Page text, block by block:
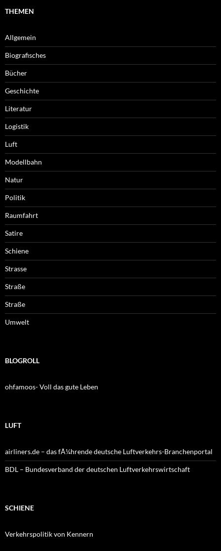
THEMEN
Allgemein
Biografisches
Bücher
Geschichte
Literatur
Logistik
Luft
Modellbahn
Natur
Politik
Raumfahrt
Satire
Schiene
Strasse
Straße
Straße
Umwelt
BLOGROLL
ohfamoos- Voll das gute Leben
LUFT
airliners.de – das fÃ¼hrende deutsche Luftverkehrs-Branchenportal
BDL – Bundesverband der deutschen Luftverkehrswirtschaft
SCHIENE
Verkehrspolitik von Kennern